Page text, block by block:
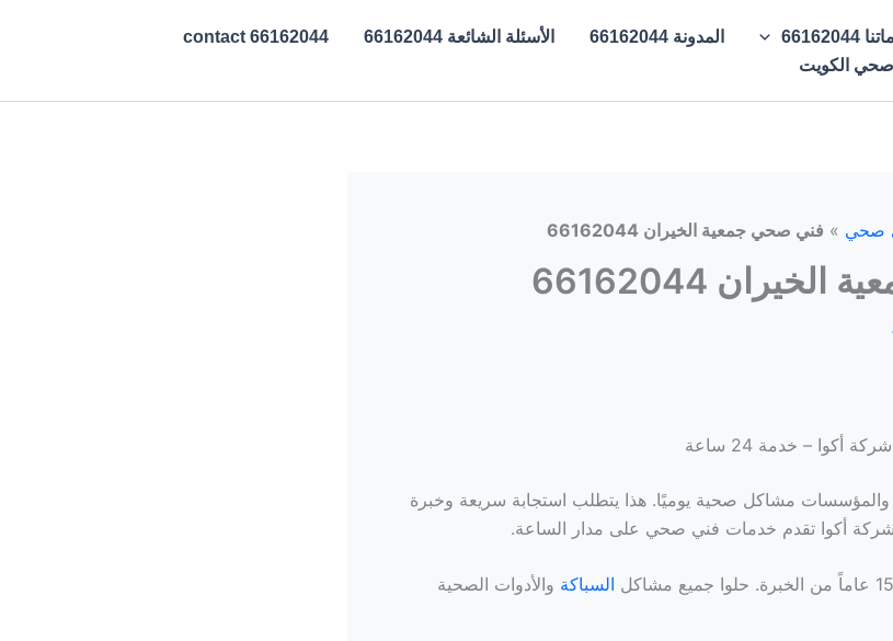
المدونة 66162044 الأسئلة الشائعة 66162044
contact 66162044
صحي الكويت
صحي » فني صحي جمعية الخيران 66162044
66162044
– خدمة 24 ساعة
والمؤسسات مشاكل صحية يوميًا. هذا يتطلب استجابة سريعة وخبرة
أكوا تقدم خدمات فني صحي على مدار الساعة.
السباكة والأدوات الصحية